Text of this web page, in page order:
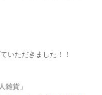
いただきました！！
雑貨」